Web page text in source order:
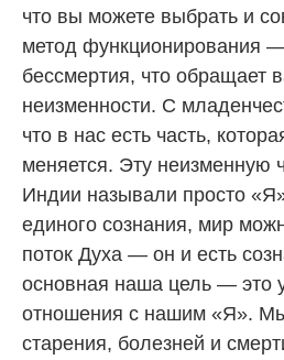
что вы можете выбрать и
метод функционирования
бессмертия, что обращает
неизменности. С
что в нас есть часть,
меняется. Эту неизменную
Индии называли просто
единого сознания, мир
поток Духа — он и есть
основная наша цель — это
отношения с нашим «Я».
старения, болезней и